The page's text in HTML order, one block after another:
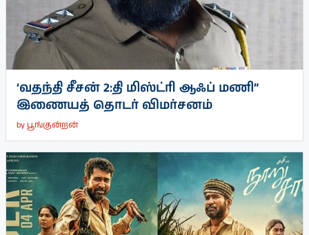
‘வதந்தி சீசன் 2:தி மிஸ்ட்ரி ஆஃப் மணி”
இணையத் தொடர் விமர்சனம்
by பூங்குன்றன்